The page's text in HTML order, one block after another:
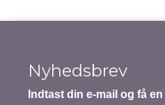
Nyhedsbrev
Indtast din e-mail og få